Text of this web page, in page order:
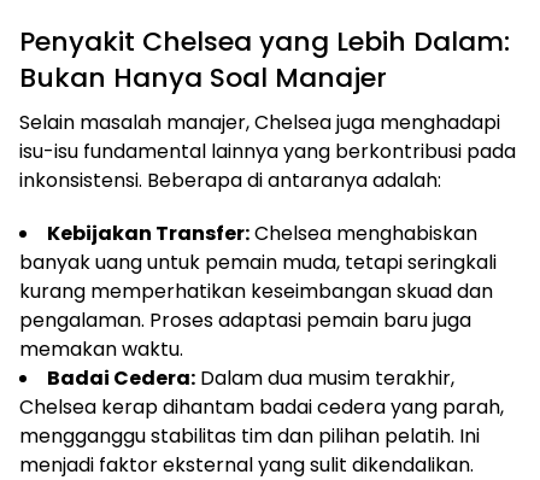
Penyakit Chelsea yang Lebih Dalam:
Bukan Hanya Soal Manajer
Selain masalah manajer, Chelsea juga menghadapi
isu-isu fundamental lainnya yang berkontribusi pada
inkonsistensi. Beberapa di antaranya adalah:
Kebijakan Transfer:Chelsea menghabiskan
banyak uang untuk pemain muda, tetapi seringkali
kurang memperhatikan keseimbangan skuad dan
pengalaman. Proses adaptasi pemain baru juga
memakan waktu.
Badai Cedera: Dalam dua musim terakhir,
Chelsea kerap dihantam badai cedera yang parah,
mengganggu stabilitas tim dan pilihan pelatih. Ini
menjadi faktor eksternal yang sulit dikendalikan.